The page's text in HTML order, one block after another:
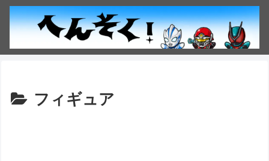
フィギュア